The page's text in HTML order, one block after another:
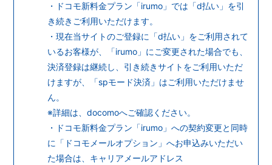
・ドコモ新料金プラン「irumo」では「d払い」を引
き続きご利用いただけます。
・現在当サイトのご登録に「d払い」をご利用されて
いるお客様が、「irumo」にご変更された場合でも、
決済登録は継続し、引き続きサイトをご利用いただ
けますが、「spモード決済」はご利用いただけませ
ん。
※詳細は、docomoへご確認ください。
・ドコモ新料金プラン「irumo」への契約変更と同時
に「ドコモメールオプション」へお申込みいただい
た場合は、キャリアメールアドレス